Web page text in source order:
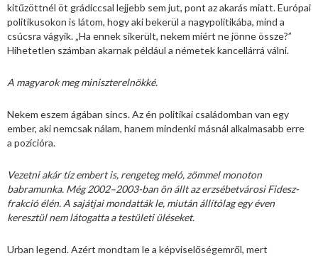
kitűzöttnél öt grádiccsal lejjebb sem jut, pont az akarás miatt. Európai
politikusokon is látom, hogy aki bekerül a nagypolitikába, mind a
csúcsra vágyik. „Ha ennek sikerült, nekem miért ne jönne össze?”
Hihetetlen számban akarnak például a németek kancellárrá válni.
A magyarok meg miniszterelnökké.
Nekem eszem ágában sincs. Az én politikai családomban van egy
ember, aki nemcsak nálam, hanem mindenki másnál alkalmasabb erre
a pozícióra.
Vezetni akár tíz embert is, rengeteg meló, zömmel monoton
babramunka. Még 2002–2003-ban ön állt az erzsébetvárosi Fidesz-
frakció élén. A sajátjai mondatták le, miután állítólag egy éven
keresztül nem látogatta a testületi üléseket.
Urban legend. Azért mondtam le a képviselőségemről, mert